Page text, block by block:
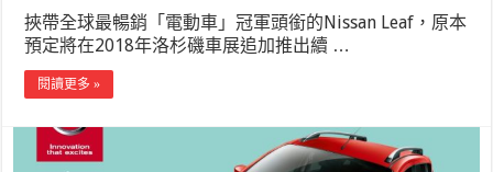
挾帶全球最暢銷「電動車」冠軍頭銜的Nissan Leaf，原本
預定將在2018年洛杉磯車展追加推出續 …
閱讀更多 »